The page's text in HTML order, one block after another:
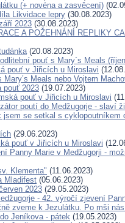
(+ novéna a zasvěcení)
Likvidace lepry (30.08.2023)
2023 (30.08.2023)
A POŽEHNÁNÍ REPLIKY
(20.08.2023)
pouť s Mary´s Meals
pouť v Jiřicích u Miroslavi
Meals nebo Vojtem
pouť 2023 (19.07.2023)
pouť v Jiřicích u Miroslavi
poutí do Medžugorje - slaví
se setkal s cyklopoutníkem
(29.06.2023)
pouť v Jiřicích u Miroslavi
Panny Marie v Medžugorji -
Klementa" (11.06.2023)
Mladifest (05.06.2023)
2023 (29.05.2023)
- 42. výročí zjevení
zveme k Jezulátku. Po mši
Jeníkova - pátek (19.05.2023)